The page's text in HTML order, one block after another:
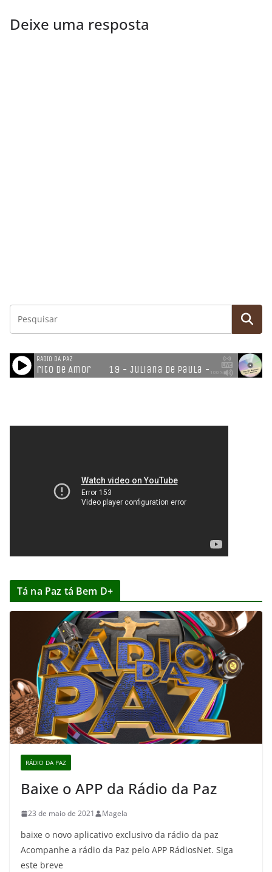
Deixe uma resposta
Tá na Paz tá Bem D+
RÁDIO DA PAZ
Baixe o APP da Rádio da Paz
23 de maio de 2021 Magela
baixe o novo aplicativo exclusivo da rádio da paz
Acompanhe a rádio da Paz pelo APP RádiosNet. Siga
este breve